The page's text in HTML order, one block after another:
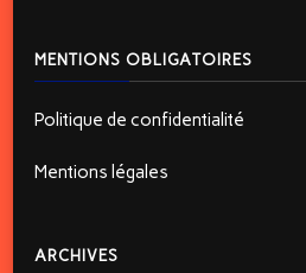
MENTIONS OBLIGATOIRES
Politique de confidentialité
Mentions légales
ARCHIVES